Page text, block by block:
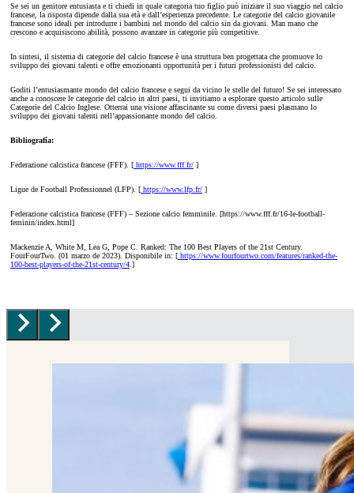
Se sei un genitore entusiasta e ti chiedi in quale categoria tuo figlio può iniziare il suo viaggio nel calcio
francese, la risposta dipende dalla sua età e dall’esperienza precedente. Le categorie del calcio giovanile
francese sono ideali per introdurre i bambini nel mondo del calcio sin da giovani. Man mano che
crescono e acquisiscono abilità, possono avanzare in categorie più competitive.
In sintesi, il sistema di categorie del calcio francese è una struttura ben progettata che promuove lo
sviluppo dei giovani talenti e offre emozionanti opportunità per i futuri professionisti del calcio.
Goditi l’entusiasmante mondo del calcio francese e segui da vicino le stelle del futuro! Se sei interessato
anche a conoscere le categorie del calcio in altri paesi, ti invitiamo a esplorare questo articolo sulle
Categorie del Calcio Inglese. Otterrai una visione affascinante su come diversi paesi plasmano lo
sviluppo dei giovani talenti nell’appassionante mondo del calcio.
Bibliografía:
Federazione calcistica francese (FFF). [ https://www.fff.fr/ ]
Ligue de Football Professionnel (LFP). [ https://www.lfp.fr/ ]
Federazione calcistica francese (FFF) – Sezione calcio femminile. [https://www.fff.fr/16-le-football-
feminin/index.html]
Mackenzie A, White M, Lea G, Pope C. Ranked: The 100 Best Players of the 21st Century.
FourFourTwo. (01 marzo de 2023). Disponibile in: [ https://www.fourfourtwo.com/features/ranked-the-
100-best-players-of-the-21st-century/4 .]